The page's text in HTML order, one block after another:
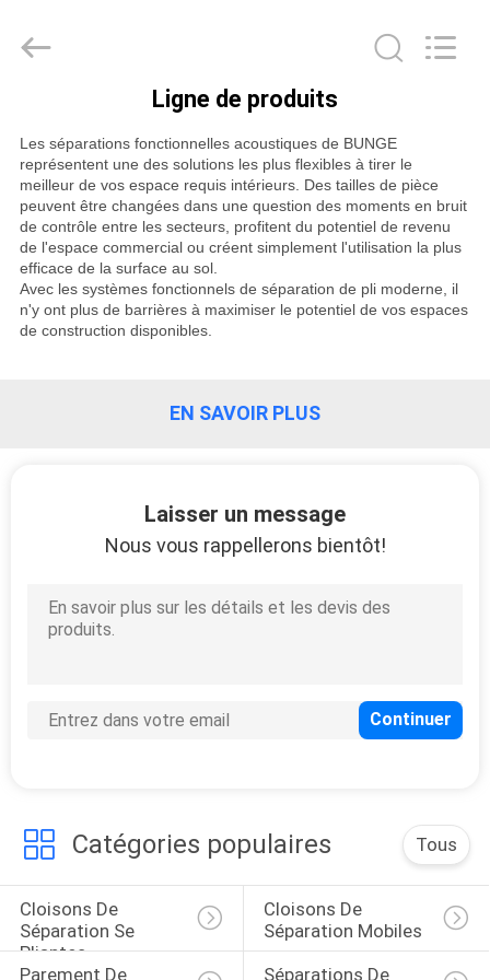
PRODUITS
AU
SUJET
DE
CONTRÔLE
QUALITÉ
NOUS
DEMANDEZ
UNE
CITATION
Material
Industrial
Ligne de produits
Les séparations fonctionnelles acoustiques de BUNGE
représentent une des solutions les plus flexibles à tirer le
meilleur de vos espace requis intérieurs. Des tailles de pièce
peuvent être changées dans une question des moments en bruit
de contrôle entre les secteurs, profitent du potentiel de revenu
de l'espace commercial ou créent simplement l'utilisation la plus
efficace de la surface au sol.
Avec les systèmes fonctionnels de séparation de pli moderne, il
n'y ont plus de barrières à maximiser le potentiel de vos espaces
de construction disponibles.
EN SAVOIR PLUS
Laisser un message
Nous vous rappellerons bientôt!
Catégories populaires Tous
Cloisons De
Séparation Se
Pliantes
Cloisons De
Séparation Mobiles
Parement De
Séparations De